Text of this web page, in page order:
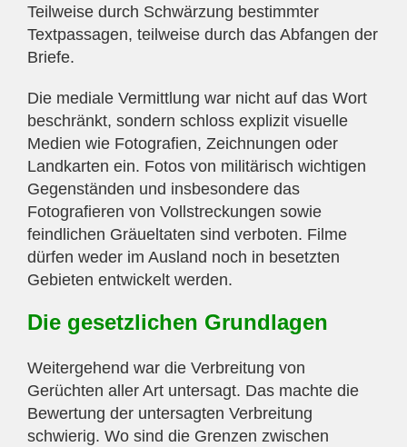
Teilweise durch Schwärzung bestimmter
Textpassagen, teilweise durch das Abfangen der
Briefe.
Die mediale Vermittlung war nicht auf das Wort
beschränkt, sondern schloss explizit visuelle
Medien wie Fotografien, Zeichnungen oder
Landkarten ein. Fotos von militärisch wichtigen
Gegenständen und insbesondere das
Fotografieren von Vollstreckungen sowie
feindlichen Gräueltaten sind verboten. Filme
dürfen weder im Ausland noch in besetzten
Gebieten entwickelt werden.
Die gesetzlichen Grundlagen
Weitergehend war die Verbreitung von
Gerüchten aller Art untersagt. Das machte die
Bewertung der untersagten Verbreitung
schwierig. Wo sind die Grenzen zwischen